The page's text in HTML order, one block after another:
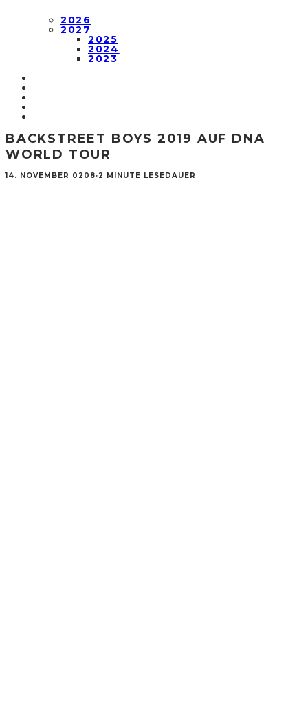
2026
2027
2025
2024
2023
BACKSTREET BOYS 2019 AUF DNA
WORLD TOUR
14. NOVEMBER 0208·2 MINUTE LESEDAUER